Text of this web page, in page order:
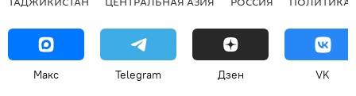
Макс Telegram Дзен VK